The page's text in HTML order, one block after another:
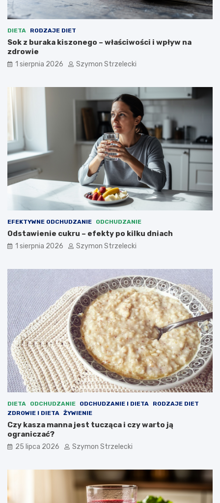
DIETA RODZAJE DIET
Sok z buraka kiszonego – właściwości i wpływ na
zdrowie
1 sierpnia 2026 Szymon Strzelecki
EFEKTYWNE ODCHUDZANIE ODCHUDZANIE
Odstawienie cukru – efekty po kilku dniach
1 sierpnia 2026 Szymon Strzelecki
DIETA ODCHUDZANIE ODCHUDZANIE I DIETA
RODZAJE DIET
ZDROWIE I DIETA ŻYWIENIE
Czy kasza manna jest tucząca i czy warto ją
ograniczać?
25 lipca 2026 Szymon Strzelecki